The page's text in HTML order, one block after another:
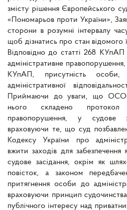
змісту рішення Європейського
«Пономарьов проти України»,
сторони в розумні інтервалу
щоб дізнатись про стан відомого
Відповідно до статті 268
адміністративне
КУпАП, присутність особи,
адміністративної
Приймаючи до уваги, що
нього складено протокол
правопорушення, у судове
враховуючи те, що суд
Кодексу України про
вжити заходів для забезпечення
судове засідання, окрім як
повісток, а законом
притягнення особи до
враховуючи принцип
публічного інтересу над